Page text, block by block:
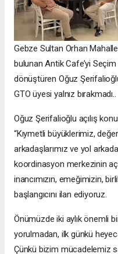
Gebze Sultan Orhan
bulunan Antik Cafe’yi
dönüştüren Oğuz
GTO üyesi yalnız bırakmadı..
Oğuz Şerifalioğlu açılış
“Kıymetli büyüklerimiz,
arkadaşlarımız ve yol
koordinasyon merkezinin
inancımızın, emeğimizin,
başlangıcını ilan ediyoruz.
Önümüzde iki aylık önemli
yorulmadan, ilk günkü
Çünkü bizim mücadelemiz